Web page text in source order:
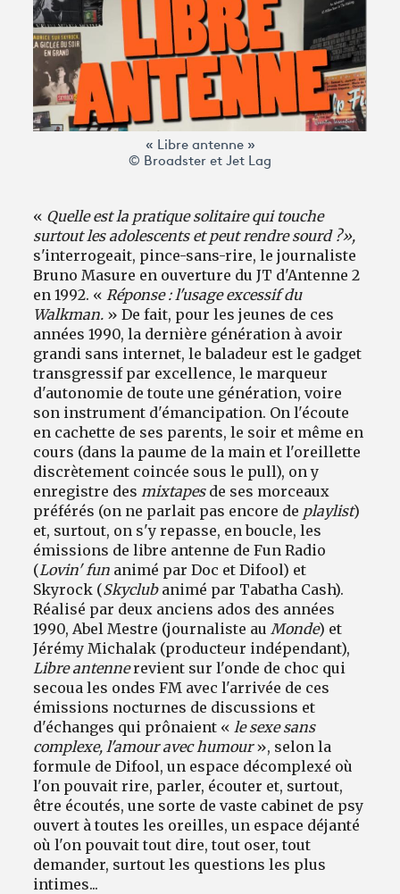
« Libre antenne »
© Broadster et Jet Lag
« Quelle est la pratique solitaire qui touche
surtout les adolescents et peut rendre sourd ?»,
s'interrogeait, pince-sans-rire, le journaliste
Bruno Masure en ouverture du JT d'Antenne 2
en 1992. « Réponse : l'usage excessif du
Walkman. » De fait, pour les jeunes de ces
années 1990, la dernière génération à avoir
grandi sans internet, le baladeur est le gadget
transgressif par excellence, le marqueur
d'autonomie de toute une génération, voire
son instrument d'émancipation. On l'écoute
en cachette de ses parents, le soir et même en
cours (dans la paume de la main et l'oreillette
discrètement coincée sous le pull), on y
enregistre des mixtapes de ses morceaux
préférés (on ne parlait pas encore de playlist)
et, surtout, on s'y repasse, en boucle, les
émissions de libre antenne de Fun Radio
(Lovin' fun animé par Doc et Difool) et
Skyrock (Skyclubanimé par Tabatha Cash).
Réalisé par deux anciens ados des années
1990, Abel Mestre (journaliste au Monde) et
Jérémy Michalak (producteur indépendant),
Libre antennerevient sur l'onde de choc qui
secoua les ondes FM avec l'arrivée de ces
émissions nocturnes de discussions et
d'échanges qui prônaient « le sexe sans
complexe, l'amour avec humour», selon la
formule de Difool, un espace décomplexé où
l'on pouvait rire, parler, écouter et, surtout,
être écoutés, une sorte de vaste cabinet de psy
ouvert à toutes les oreilles, un espace déjanté
où l'on pouvait tout dire, tout oser, tout
demander, surtout les questions les plus
intimes...